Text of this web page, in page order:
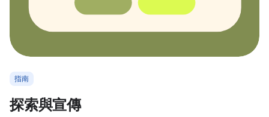
指南
探索與宣傳